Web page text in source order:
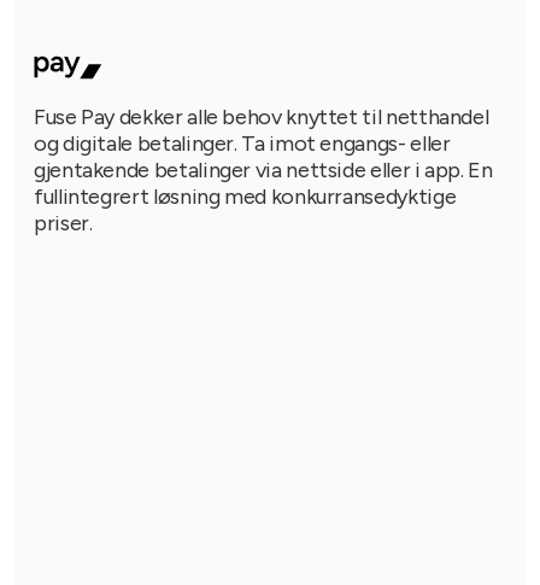
Fuse Pay dekker alle behov knyttet til netthandel
og digitale betalinger. Ta imot engangs- eller
gjentakende betalinger via nettside eller i app. En
fullintegrert løsning med konkurransedyktige
priser.